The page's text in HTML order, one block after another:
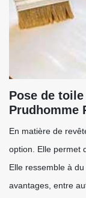
Pose de
Prudhomme
En matière de
option. Elle permet
Elle ressemble à
avantages, entre